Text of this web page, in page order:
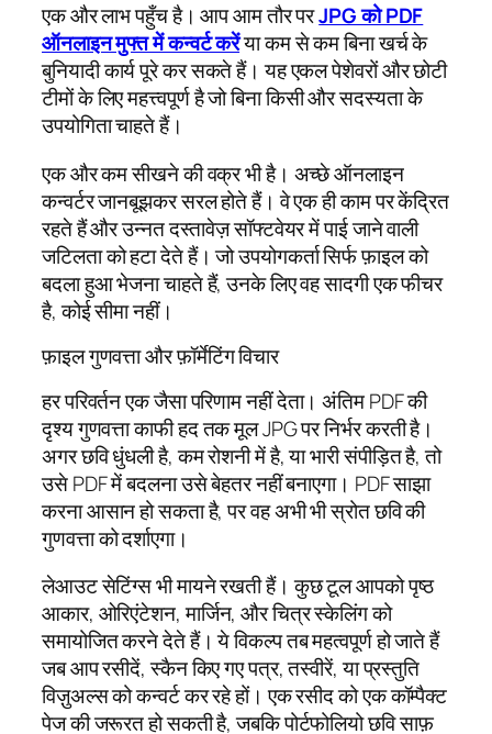
एक और लाभ पहुँच है। आप आम तौर परJPG को PDF
ऑनलाइन मुफ्त में कन्वर्ट करेंया कम से कम बिना खर्च के
बुनियादी कार्य पूरे कर सकते हैं। यह एकल पेशेवरों और छोटी
टीमों के लिए महत्त्वपूर्ण है जो बिना किसी और सदस्यता के
उपयोगिता चाहते हैं।
एक और कम सीखने की वक्र भी है। अच्छे ऑनलाइन
कन्वर्टर जानबूझकर सरल होते हैं। वे एक ही काम पर केंद्रित
रहते हैं और उन्नत दस्तावेज़ सॉफ्टवेयर में पाई जाने वाली
जटिलता को हटा देते हैं। जो उपयोगकर्ता सिर्फ फ़ाइल को
बदला हुआ भेजना चाहते हैं, उनके लिए वह सादगी एक फीचर
है, कोई सीमा नहीं।
फ़ाइल गुणवत्ता और फ़ॉर्मेटिंग विचार
हर परिवर्तन एक जैसा परिणाम नहीं देता। अंतिम PDF की
दृश्य गुणवत्ता काफी हद तक मूल JPG पर निर्भर करती है।
अगर छवि धुंधली है, कम रोशनी में है, या भारी संपीड़ित है, तो
उसे PDF में बदलना उसे बेहतर नहीं बनाएगा। PDF साझा
करना आसान हो सकता है, पर वह अभी भी स्रोत छवि की
गुणवत्ता को दर्शाएगा।
लेआउट सेटिंग्स भी मायने रखती हैं। कुछ टूल आपको पृष्ठ
आकार, ओरिएंटेशन, मार्जिन, और चित्र स्केलिंग को
समायोजित करने देते हैं। ये विकल्प तब महत्वपूर्ण हो जाते हैं
जब आप रसीदें, स्कैन किए गए पत्र, तस्वीरें, या प्रस्तुति
विज़ुअल्स को कन्वर्ट कर रहे हों। एक रसीद को एक कॉम्पैक्ट
पेज की जरूरत हो सकती है, जबकि पोर्टफोलियो छवि साफ़